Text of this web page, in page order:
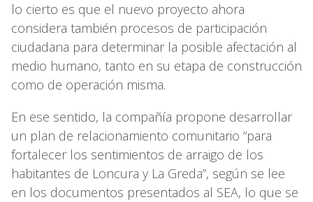
lo cierto es que el nuevo proyecto ahora
considera también procesos de participación
ciudadana para determinar la posible afectación al
medio humano, tanto en su etapa de construcción
como de operación misma.
En ese sentido, la compañía propone desarrollar
un plan de relacionamiento comunitario “para
fortalecer los sentimientos de arraigo de los
habitantes de Loncura y La Greda”, según se lee
en los documentos presentados al SEA, lo que se